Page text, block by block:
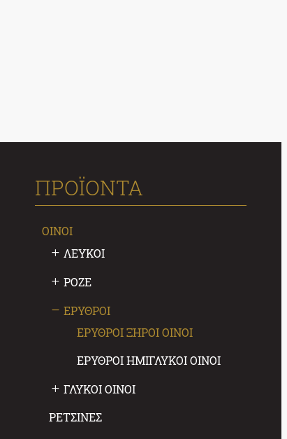
ΠΡΟΪΟΝΤΑ
ΟΙΝΟΙ
ΛΕΥΚΟΙ
ΡΟΖΕ
ΕΡΥΘΡΟΙ
ΕΡΥΘΡΟΙ ΞΗΡΟΙ ΟΙΝΟΙ
ΕΡΥΘΡΟΙ ΗΜΙΓΛΥΚΟΙ ΟΙΝΟΙ
ΓΛΥΚΟΙ ΟΙΝΟΙ
ΡΕΤΣΙΝΕΣ